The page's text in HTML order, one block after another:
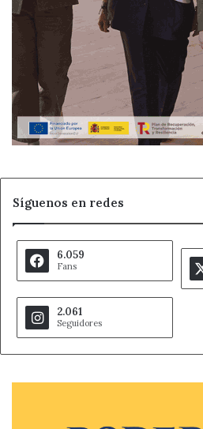
Síguenos en redes
6.059
Fans
2.061
Seguidores